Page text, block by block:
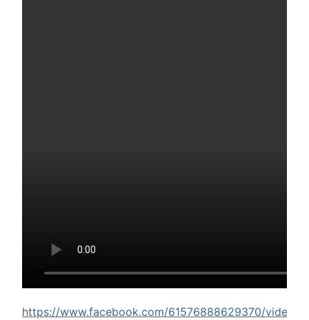
https://www.facebook.com/61576888629370/videos/